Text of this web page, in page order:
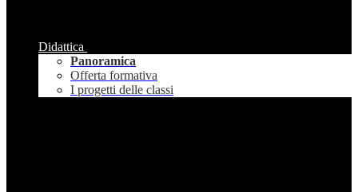
Didattica
Panoramica
Offerta formativa
I progetti delle classi